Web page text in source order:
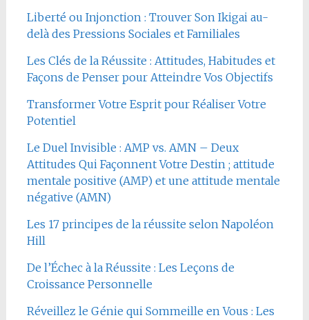
Liberté ou Injonction : Trouver Son Ikigai au-
delà des Pressions Sociales et Familiales
Les Clés de la Réussite : Attitudes, Habitudes et
Façons de Penser pour Atteindre Vos Objectifs
Transformer Votre Esprit pour Réaliser Votre
Potentiel
Le Duel Invisible : AMP vs. AMN – Deux
Attitudes Qui Façonnent Votre Destin ; attitude
mentale positive (AMP) et une attitude mentale
négative (AMN)
Les 17 principes de la réussite selon Napoléon
Hill
De l’Échec à la Réussite : Les Leçons de
Croissance Personnelle
Réveillez le Génie qui Sommeille en Vous : Les